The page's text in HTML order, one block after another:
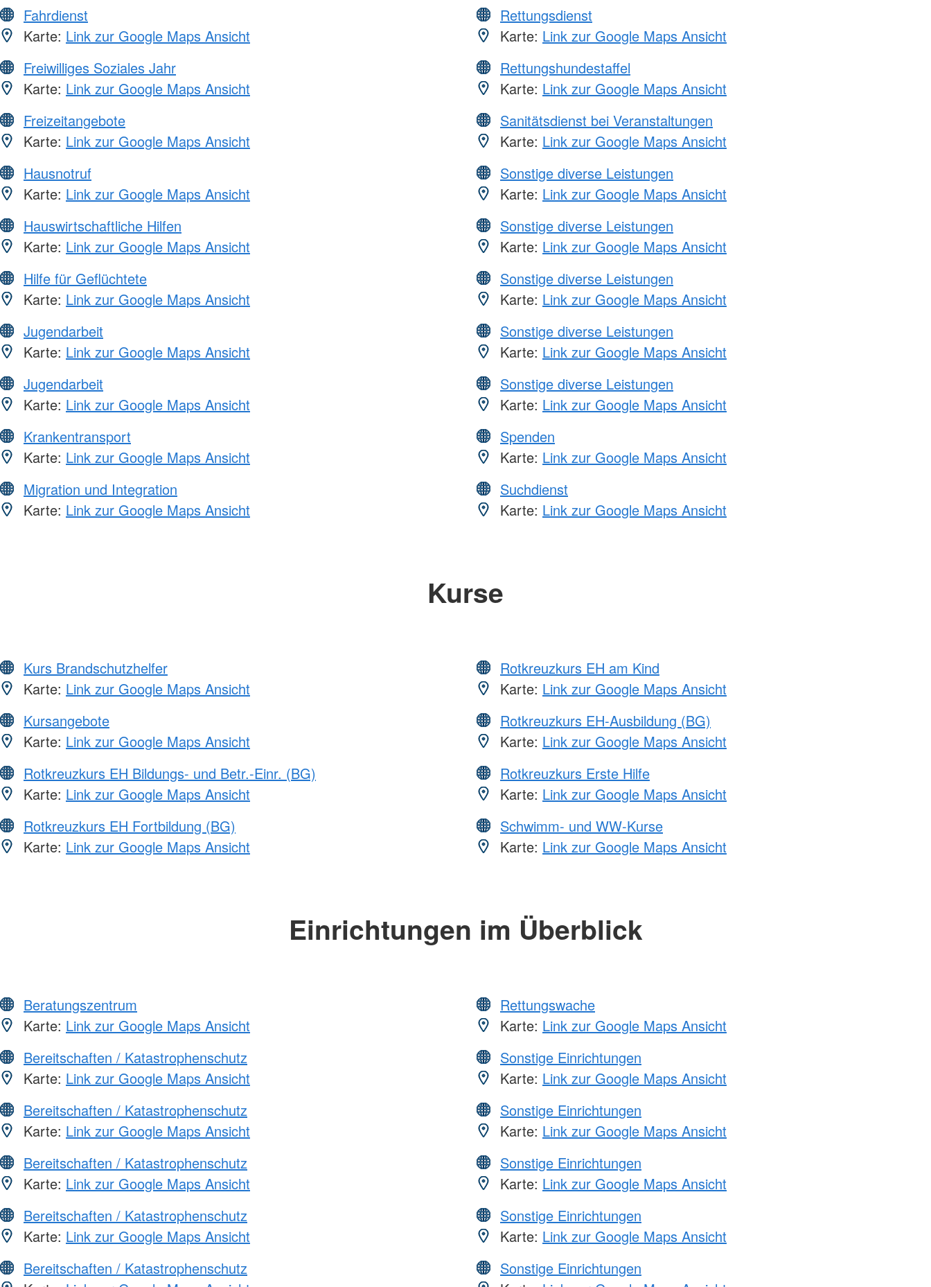
Fahrdienst
Karte: Link zur Google Maps Ansicht
Freiwilliges Soziales Jahr
Karte: Link zur Google Maps Ansicht
Freizeitangebote
Karte: Link zur Google Maps Ansicht
Hausnotruf
Karte: Link zur Google Maps Ansicht
Hauswirtschaftliche Hilfen
Karte: Link zur Google Maps Ansicht
Hilfe für Geflüchtete
Karte: Link zur Google Maps Ansicht
Jugendarbeit
Karte: Link zur Google Maps Ansicht
Jugendarbeit
Karte: Link zur Google Maps Ansicht
Krankentransport
Karte: Link zur Google Maps Ansicht
Migration und Integration
Karte: Link zur Google Maps Ansicht
Rettungsdienst
Karte: Link zur Google Maps Ansicht
Rettungshundestaffel
Karte: Link zur Google Maps Ansicht
Sanitätsdienst bei Veranstaltungen
Karte: Link zur Google Maps Ansicht
Sonstige diverse Leistungen
Karte: Link zur Google Maps Ansicht
Sonstige diverse Leistungen
Karte: Link zur Google Maps Ansicht
Sonstige diverse Leistungen
Karte: Link zur Google Maps Ansicht
Sonstige diverse Leistungen
Karte: Link zur Google Maps Ansicht
Sonstige diverse Leistungen
Karte: Link zur Google Maps Ansicht
Spenden
Karte: Link zur Google Maps Ansicht
Suchdienst
Karte: Link zur Google Maps Ansicht
Kurse
Kurs Brandschutzhelfer
Karte: Link zur Google Maps Ansicht
Kursangebote
Karte: Link zur Google Maps Ansicht
Rotkreuzkurs EH Bildungs- und Betr.-Einr. (BG)
Karte: Link zur Google Maps Ansicht
Rotkreuzkurs EH Fortbildung (BG)
Karte: Link zur Google Maps Ansicht
Rotkreuzkurs EH am Kind
Karte: Link zur Google Maps Ansicht
Rotkreuzkurs EH-Ausbildung (BG)
Karte: Link zur Google Maps Ansicht
Rotkreuzkurs Erste Hilfe
Karte: Link zur Google Maps Ansicht
Schwimm- und WW-Kurse
Karte: Link zur Google Maps Ansicht
Einrichtungen im Überblick
Beratungszentrum
Karte: Link zur Google Maps Ansicht
Bereitschaften / Katastrophenschutz
Karte: Link zur Google Maps Ansicht
Bereitschaften / Katastrophenschutz
Karte: Link zur Google Maps Ansicht
Bereitschaften / Katastrophenschutz
Karte: Link zur Google Maps Ansicht
Bereitschaften / Katastrophenschutz
Karte: Link zur Google Maps Ansicht
Bereitschaften / Katastrophenschutz
Rettungswache
Karte: Link zur Google Maps Ansicht
Sonstige Einrichtungen
Karte: Link zur Google Maps Ansicht
Sonstige Einrichtungen
Karte: Link zur Google Maps Ansicht
Sonstige Einrichtungen
Karte: Link zur Google Maps Ansicht
Sonstige Einrichtungen
Karte: Link zur Google Maps Ansicht
Sonstige Einrichtungen